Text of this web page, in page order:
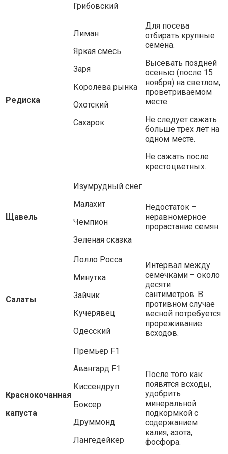
Грибовский
Редиска
Лиман
Яркая смесь
Заря
Королева рынка
Охотский
Сахарок
Для посева
отбирать крупные
семена.
Высевать поздней
осенью (после 15
ноября) на светлом,
проветриваемом
месте.
Не следует сажать
больше трех лет на
одном месте.
Не сажать после
крестоцветных.
Щавель
Изумрудный снег
Малахит
Чемпион
Зеленая сказка
Недостаток –
неравномерное
прорастание семян.
Салаты
Лолло Росса
Минутка
Зайчик
Кучерявец
Одесский
Интервал между
семечками – около
десяти
сантиметров. В
противном случае
весной потребуется
прореживание
всходов.
Краснокочанная
капуста
Премьер F1
Авангард F1
Киссендруп
Боксер
Друммонд
Лангедейкер
После того как
появятся всходы,
удобрить
минеральной
подкормкой с
содержанием
калия, азота,
фосфора.